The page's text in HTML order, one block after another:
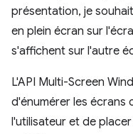
présentation, je
en plein écran sur
s'affichent sur l'autre
L'API Multi-Screen
d'énumérer les écrans
l'utilisateur et de